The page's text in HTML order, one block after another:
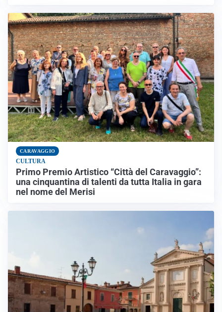
CARAVAGGIO
CULTURA
Primo Premio Artistico “Città del Caravaggio”:
una cinquantina di talenti da tutta Italia in gara
nel nome del Merisi